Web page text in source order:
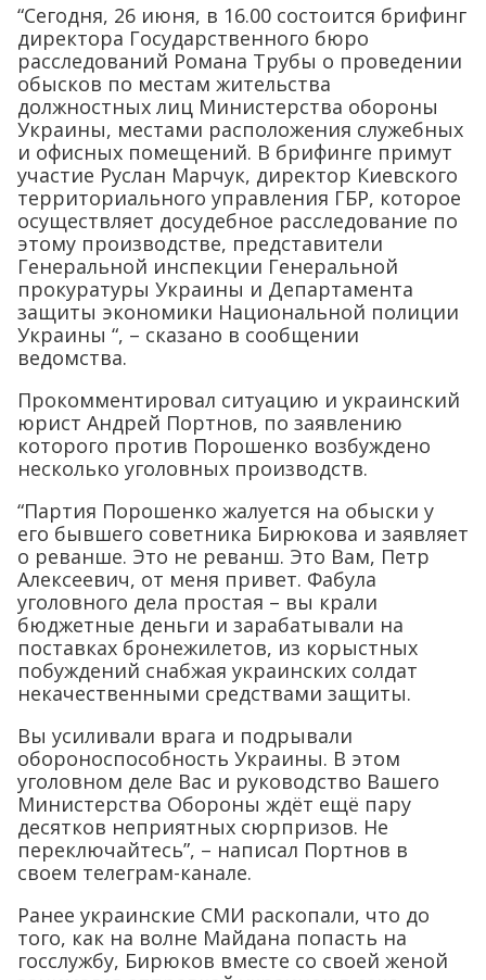
“Сегодня, 26 июня, в 16.00 состоится брифинг
директора Государственного бюро
расследований Романа Трубы о проведении
обысков по местам жительства
должностных лиц Министерства обороны
Украины, местами расположения служебных
и офисных помещений. В брифинге примут
участие Руслан Марчук, директор Киевского
территориального управления ГБР, которое
осуществляет досудебное расследование по
этому производстве, представители
Генеральной инспекции Генеральной
прокуратуры Украины и Департамента
защиты экономики Национальной полиции
Украины “, – сказано в сообщении
ведомства.
Прокомментировал ситуацию и украинский
юрист Андрей Портнов, по заявлению
которого против Порошенко возбуждено
несколько уголовных производств.
“Партия Порошенко жалуется на обыски у
его бывшего советника Бирюкова и заявляет
о реванше. Это не реванш. Это Вам, Петр
Алексеевич, от меня привет. Фабула
уголовного дела простая – вы крали
бюджетные деньги и зарабатывали на
поставках бронежилетов, из корыстных
побуждений снабжая украинских солдат
некачественными средствами защиты.
Вы усиливали врага и подрывали
обороноспособность Украины. В этом
уголовном деле Вас и руководство Вашего
Министерства Обороны ждёт ещё пару
десятков неприятных сюрпризов. Не
переключайтесь”, – написал Портнов в
своем телеграм-канале.
Ранее украинские СМИ раскопали, что до
того, как на волне Майдана попасть на
госслужбу, Бирюков вместе со своей женой